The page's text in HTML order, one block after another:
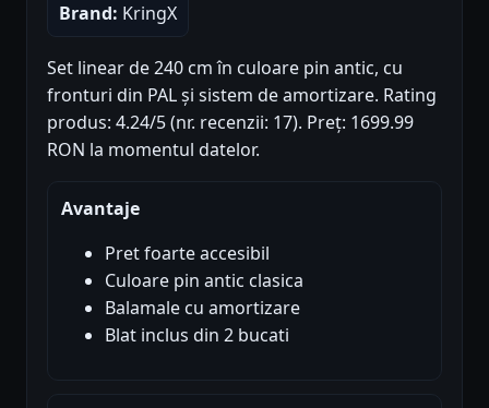
Brand: KringX
Set linear de 240 cm în culoare pin antic, cu
fronturi din PAL și sistem de amortizare. Rating
produs: 4.24/5 (nr. recenzii: 17). Preț: 1699.99
RON la momentul datelor.
Avantaje
Pret foarte accesibil
Culoare pin antic clasica
Balamale cu amortizare
Blat inclus din 2 bucati